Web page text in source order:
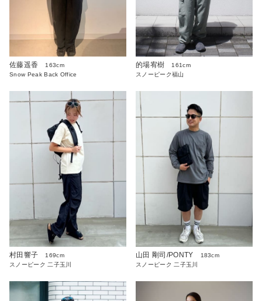
佐藤遥香
163cm
Snow Peak Back Office
的場宥樹
161cm
スノーピーク福山
村田響子
169cm
スノーピーク 二子玉川
山田 剛司/PONTY
183cm
スノーピーク 二子玉川